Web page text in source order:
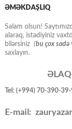
ƏMƏKDAŞLIQ
Salam olsun!
alaraq, istədiyiniz
bilərsiniz (bu çox sadə
saxlayın.
Tel: (+994) 70-390-
E-mail: